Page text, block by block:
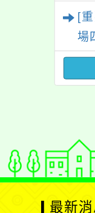
請
[
場
人
最新消